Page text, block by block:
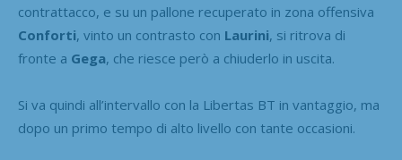
contrattacco, e su un pallone recuperato in zona offensiva
Conforti, vinto un contrasto con Laurini, si ritrova di
fronte a Gega, che riesce però a chiuderlo in uscita.
Si va quindi all’intervallo con la Libertas BT in vantaggio, ma
dopo un primo tempo di alto livello con tante occasioni.